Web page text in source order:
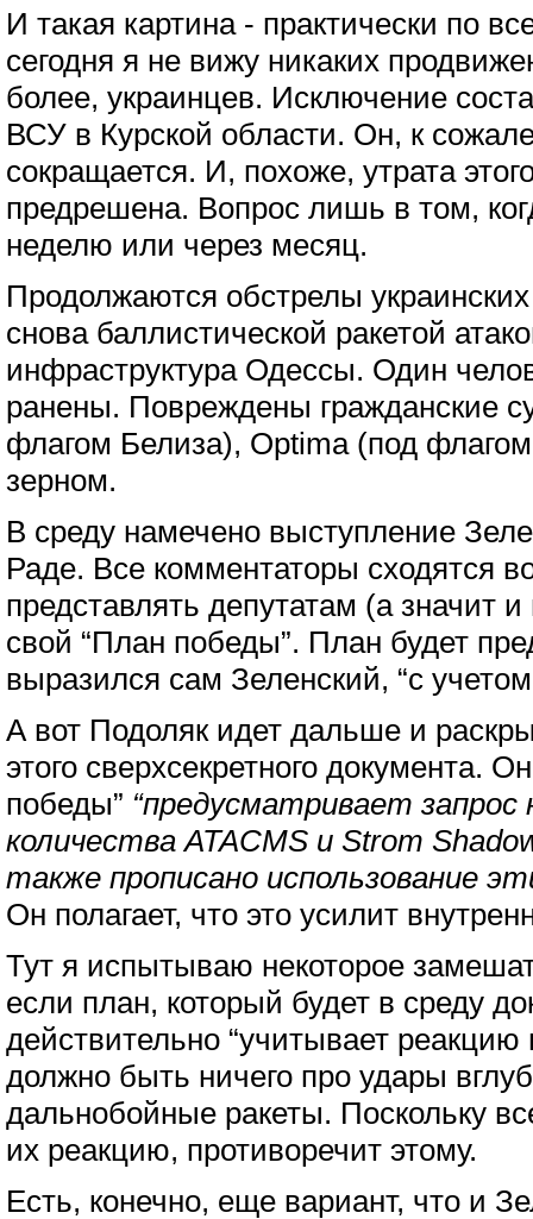
И такая картина - практически по
сегодня я не вижу никаких
более, украинцев. Исключение
ВСУ в Курской области. Он, к
сокращается. И, похоже, утрата
предрешена. Вопрос лишь в том,
неделю или через месяц.
Продолжаются обстрелы
снова баллистической ракетой
инфраструктура Одессы. Один
ранены. Повреждены гражданские
флагом Белиза), Optima (под
зерном.
В среду намечено выступление
Раде. Все комментаторы сходятся
представлять депутатам (а значит
свой “План победы”. План будет
выразился сам Зеленский, “с
А вот Подоляк идет дальше и
этого сверхсекретного документа.
победы” “предусматривает запрос
количества ATACMS и Strom
также прописано использование
Он полагает, что это усилит
Тут я испытываю некоторое
если план, который будет в среду
действительно “учитывает реакцию
должно быть ничего про удары
дальнобойные ракеты. Поскольку
их реакцию, противоречит этому.
Есть, конечно, еще вариант, что и